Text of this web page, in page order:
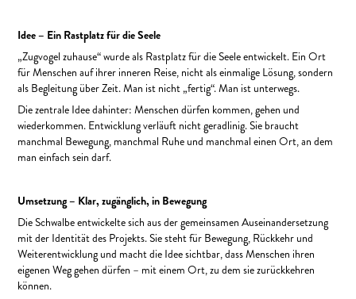
Idee – Ein Rastplatz für die Seele
„Zugvogel zuhause“ wurde als Rastplatz für die Seele entwickelt. Ein Ort
für Menschen auf ihrer inneren Reise, nicht als einmalige Lösung, sondern
als Begleitung über Zeit. Man ist nicht „fertig“. Man ist unterwegs.
Die zentrale Idee dahinter: Menschen dürfen kommen, gehen und
wiederkommen. Entwicklung verläuft nicht geradlinig. Sie braucht
manchmal Bewegung, manchmal Ruhe und manchmal einen Ort, an dem
man einfach sein darf.
Umsetzung – Klar, zugänglich, in Bewegung
Die Schwalbe entwickelte sich aus der gemeinsamen Auseinandersetzung
mit der Identität des Projekts. Sie steht für Bewegung, Rückkehr und
Weiterentwicklung und macht die Idee sichtbar, dass Menschen ihren
eigenen Weg gehen dürfen – mit einem Ort, zu dem sie zurückkehren
können.